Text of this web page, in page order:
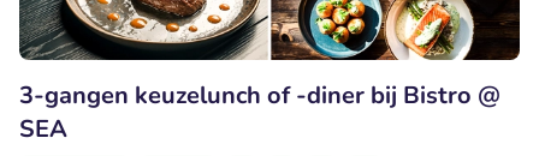
3-gangen keuzelunch of -diner bij Bistro @
SEA